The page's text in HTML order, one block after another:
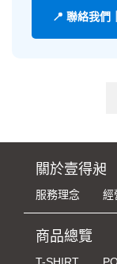
📍 聯絡我們
關於壹得昶
服務理念 經
商品總覽